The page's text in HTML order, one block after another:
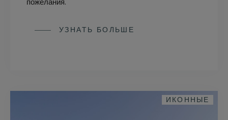
пожелания.
УЗНАТЬ БОЛЬШЕ
ИКОННЫЕ